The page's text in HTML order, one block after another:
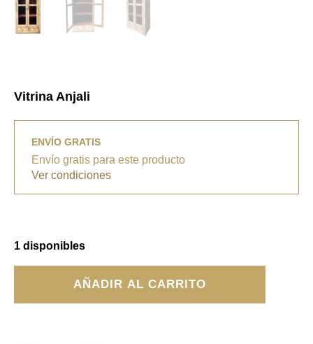
Vitrina Anjali
ENVÍO GRATIS
Envío gratis para este producto
Ver condiciones
1 disponibles
cantidad
AÑADIR AL CARRITO